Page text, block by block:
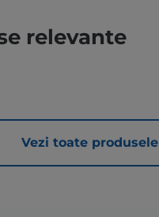
relevante
Vezi toate produsele